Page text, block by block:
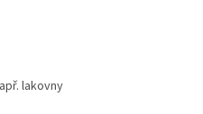
lakovny